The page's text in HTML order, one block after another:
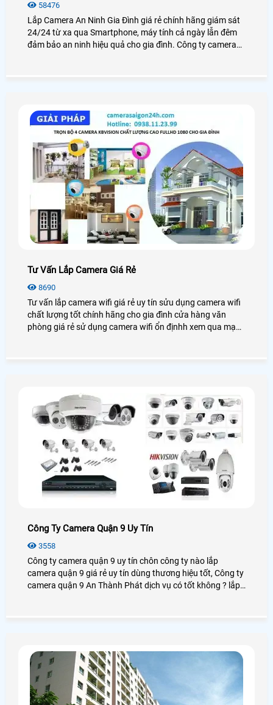
58476
Lắp Camera An Ninh Gia Đình giá rẻ chính hãng giám sát
24/24 từ xa qua Smartphone, máy tính cả ngày lẫn đêm
đảm bảo an ninh hiệu quả cho gia đình. Công ty camera
Tư Vấn Lắp Camera Giá Rẻ
8690
Tư vấn lắp camera wifi giá rẻ uy tín sửu dụng camera wifi
chất lượng tốt chính hãng cho gia đình cửa hàng văn
phòng giá rẻ sử dụng camera wifi ổn địnhh xem qua mạng
Công Ty Camera Quận 9 Uy Tín
3558
Công ty camera quận 9 uy tín chôn công ty nào lắp
camera quận 9 giá rẻ uy tín dùng thương hiệu tốt, Công ty
camera quận 9 An Thành Phát dịch vụ có tốt không ? lắp